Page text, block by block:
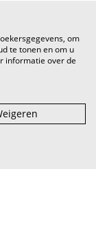
om
te tonen en om u
informatie over de